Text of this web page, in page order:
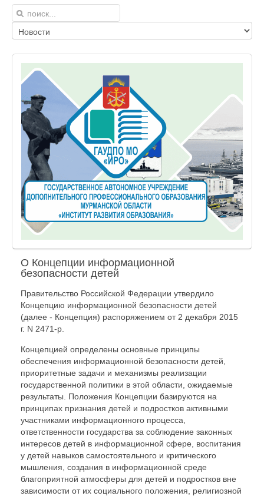
О Концепции информационной
безопасности детей
Правительство Российской Федерации утвердило
Концепцию информационной безопасности детей
(далее - Концепция) распоряжением от 2 декабря 2015
г. N 2471-р.
Концепцией определены основные принципы
обеспечения информационной безопасности детей,
приоритетные задачи и механизмы реализации
государственной политики в этой области, ожидаемые
результаты. Положения Концепции базируются на
принципах признания детей и подростков активными
участниками информационного процесса,
ответственности государства за соблюдение законных
интересов детей в информационной сфере, воспитания
у детей навыков самостоятельного и критического
мышления, создания в информационной среде
благоприятной атмосферы для детей и подростков вне
зависимости от их социального положения, религиозной